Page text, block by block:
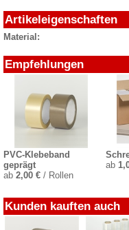
Artikeleigenschaften
Material:
Empfehlungen
PVC-Klebeband
geprägt
ab 2,00 € / Rollen
ab
Kunden kauften auch